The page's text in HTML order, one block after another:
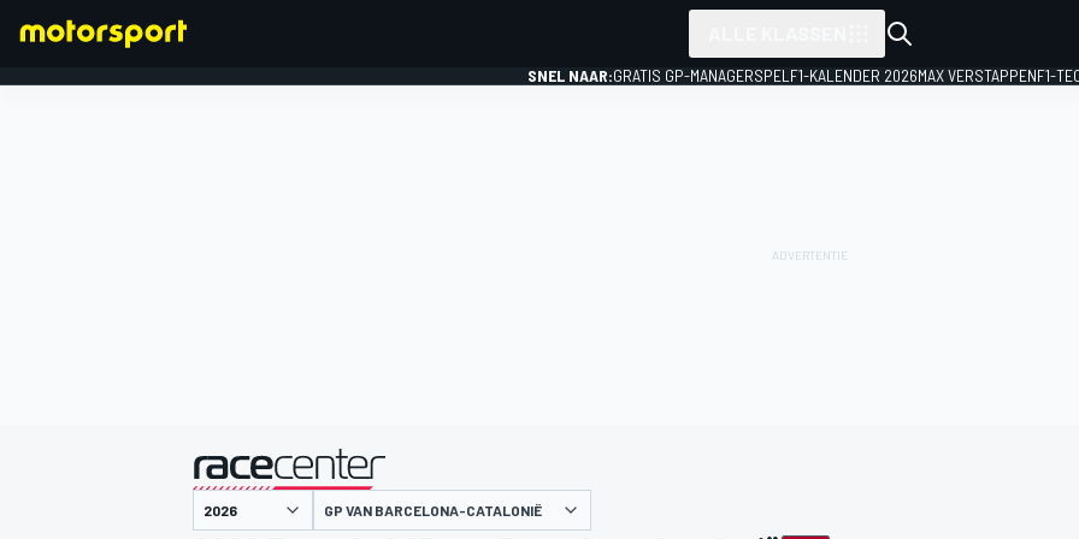
SNEL NAAR:GRATIS GP-MANAGERSPEL F1-KALENDER 2026MAX VERSTAPPENF1-
gepresenteerd door
GP VAN BARCELONA-CATALONIË